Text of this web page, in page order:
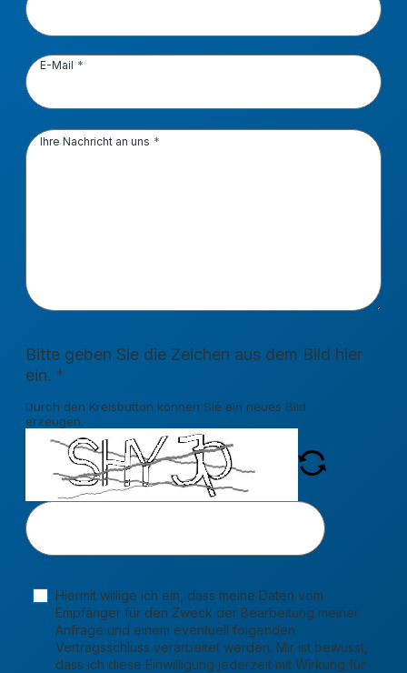
E-Mail
Ihre Nachricht an uns
Bitte geben Sie die Zeichen aus dem Bild hier
ein.
Durch den Kreisbutton können Sie ein neues Bild
erzeugen.
Hiermit willige ich ein, dass meine Daten vom
Empfänger für den Zweck der Bearbeitung meiner
Anfrage und einem eventuell folgenden
Vertragsschluss verarbeitet werden. Mir ist bewusst,
dass ich diese Einwilligung jederzeit mit Wirkung für